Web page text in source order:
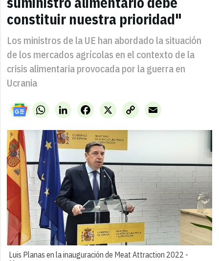
constituir nuestra prioridad"
Los ministros de la UE han abordado la situación
de los mercados agrícolas en el contexto de la
crisis alimentaria provocada por la guerra en
Ucrania
WhatsAppLinkedIn X
Facebook
Copy
Link
Email
Luis Planas en la inauguración de Meat Attraction 2022 -